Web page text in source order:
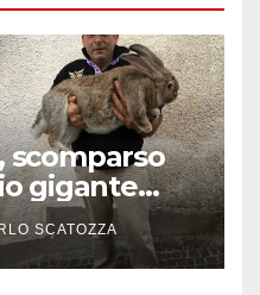
scomparso
gigante
SCATOZZA